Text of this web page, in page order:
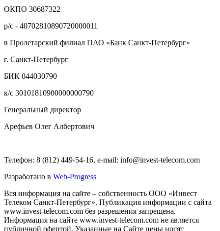
ОКПО 30687322
р/с - 40702810890720000011
в Пролетарский филиал ПАО «Банк Санкт-Петербург»
г. Санкт-Петербург
БИК 044030790
к/с 30101810900000000790
Генеральный директор
Арефьев Олег Албертович
Телефон: 8 (812) 449-54-16, e-mail: info@invest-telecom.com
Разработано в Web-Progress
Вся информация на сайте – собственность ООО «Инвест
Телеком Санкт-Петербург». Публикация информации с сайта
www.invest-telecom.com без разрешения запрещена.
Информация на сайте www.invest-telecom.com не является
публичной офертой. Указанные на Сайте цены носят